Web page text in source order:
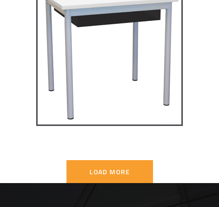
TD4P75 – Dale table 4 pieds
70×50
TABLES SECONDAIRE
LOAD MORE